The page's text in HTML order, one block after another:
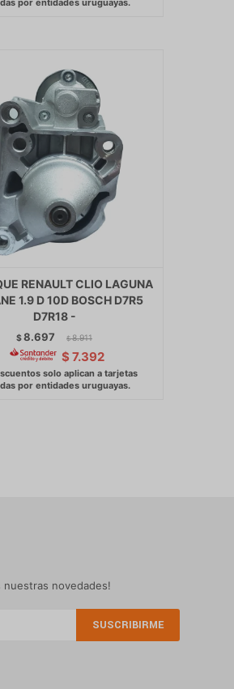
RENAULT CLIO LAGUNA
1.9 D 10D BOSCH D7R5
D7R18 -
$8.697 $ 8.911
$ 7.392
nuestras novedades!
SUSCRIBIRME